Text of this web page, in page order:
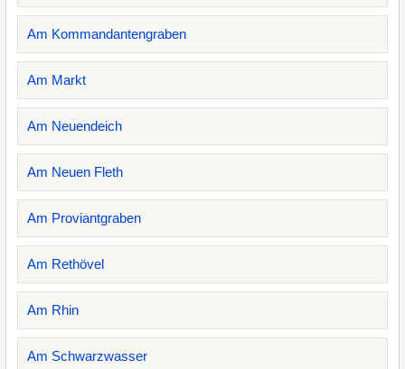
Am Kommandantengraben
Am Markt
Am Neuendeich
Am Neuen Fleth
Am Proviantgraben
Am Rethövel
Am Rhin
Am Schwarzwasser